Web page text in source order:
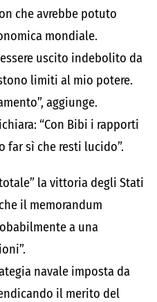
che avrebbe potuto
mondiale.
uscito indebolito da
limiti al mio potere.
aggiunge.
“Con Bibi i rapporti
far sì che resti lucido”.
la vittoria degli Stati
il memorandum
a una
navale imposta da
il merito del